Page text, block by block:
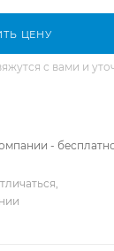
ЦЕНУ
с вами и
-